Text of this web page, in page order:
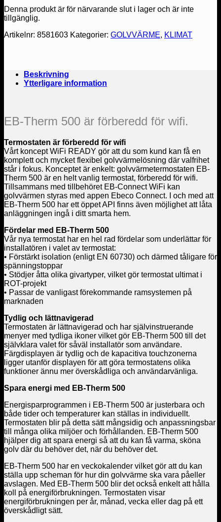
Denna produkt är för närvarande slut i lager och är inte
tillgänglig.
Artikelnr: 8581603 Kategorier: GOLVVÄRME, KLIMAT
Beskrivning
Ytterligare information
EB-Therm 500 är förberedd för wifi.
Termostaten är förberedd för wifi
Vårt koncept WiFi READY gör att du som kund kan få en
komplett och mycket flexibel golvvärmelösning där valfrihet
står i fokus. Konceptet är enkelt: golvvärmetermostaten EB-
Therm 500 är en helt vanlig termostat, förberedd för wifi.
Tillsammans med tillbehöret EB-Connect WiFi kan
golvvärmen styras med appen Ebeco Connect. I och med att
EB-Therm 500 har ett öppet API finns även möjlighet att låta
anläggningen ingå i ditt smarta hem.
Fördelar med EB-Therm 500
Vår nya termostat har en hel rad fördelar som underlättar för
installatören i valet av termostat:
• Förstärkt isolation (enligt EN 60730) och därmed tåligare för
spänningstoppar
• Stödjer åtta olika givartyper, vilket gör termostat ultimat i
ROT-projekt
• Passar de vanligast förekommande ramsystemen på
marknaden
Tydlig och lättnavigerad
Termostaten är lättnavigerad och har självinstruerande
menyer med tydliga ikoner vilket gör EB-Therm 500 till det
självklara valet för såväl installatör som användare.
Färgdisplayen är tydlig och de kapacitiva touchzonerna
ligger utanför displayen för att göra termostatens olika
funktioner ännu mer överskådliga och användarvänliga.
Spara energi med EB-Therm 500
Energisparprogrammen i EB-Therm 500 är justerbara och
både tider och temperaturer kan ställas in individuellt.
Termostaten blir på detta sätt mångsidig och anpassningsbar
till många olika miljöer och förhållanden. EB-Therm 500
hjälper dig att spara energi så att du kan få varma, sköna
golv där du behöver det, när du behöver det.
EB-Therm 500 har en veckokalender vilket gör att du kan
ställa upp scheman för hur din golvvärme ska vara påeller
avslagen. Med EB-Therm 500 blir det också enkelt att hålla
koll på energiförbrukningen. Termostaten visar
energiförbrukningen per år, månad, vecka eller dag på ett
överskådligt sätt.